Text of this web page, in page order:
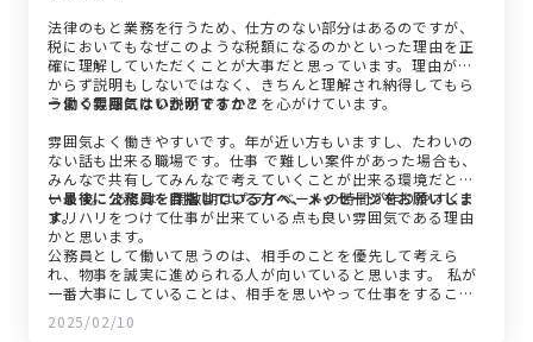
法律のもと業務を行うため、仕方のない部分はあるのですが、
税においてもなぜこのような税額になるのかといった理由を正
確に理解していただくことが大事だと思っています。理由がわ
からず説明もしないではなく、きちんと理解され納得してもら
うよう親身になり説明することを心がけています。
ー働く雰囲気はいかがですか？
雰囲気よく働きやすいです。年が近い方もいますし、たわいの
ない話も出来る職場です。仕事 で難しい案件があった場合も、
みんなで共有してみんなで考えていくことが出来る環境だと思
います。 あとは、閑散期はプライベートの時間が作りやすく、
メリハリをつけて仕事が出来ている点も良い雰囲気である理由
かと思います。
ー最後に公務員を目指している方へ、メッセージをお願いしま
す。
公務員として働いて思うのは、相手のことを優先して考えら
れ、物事を誠実に進められる人が向いていると思います。 私が
一番大事にしていることは、相手を思いやって仕事をすること
です。このような思いやりの心が 強い人は、公務員の仕事に向
いていると思いますので、是非一緒に働きましょう！
2025/02/10